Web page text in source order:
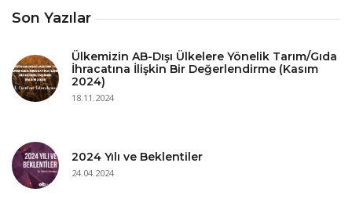
Son Yazılar
Ülkemizin AB-Dışı Ülkelere Yönelik Tarım/Gıda
İhracatına İlişkin Bir Değerlendirme (Kasım
2024)
18.11.2024
2024 Yılı ve Beklentiler
24.04.2024